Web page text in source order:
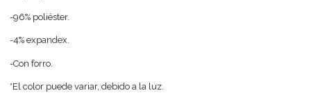
-96% poliéster.
-4% expandex.
-Con forro.
*El color puede variar, debido a la luz.